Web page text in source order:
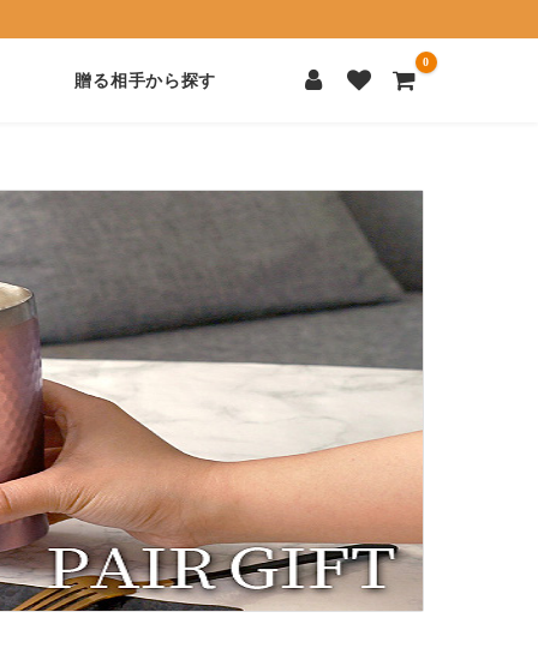
贈る相手から探す
0